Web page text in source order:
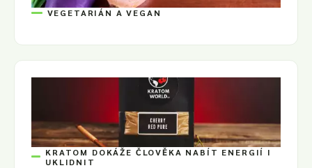
VEGETARIÁN A VEGAN
KRATOM DOKÁŽE ČLOVĚKA NABÍT ENERGIÍ I
UKLIDNIT